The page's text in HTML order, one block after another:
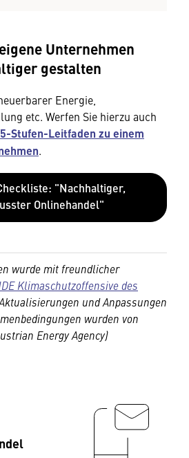
Unternehmen
gestalten
Energie,
etc. Werfen Sie hierzu auch
5-Stufen-Leitfaden zu einem
.
"Nachhaltiger,
Onlinehandel"
wurde mit freundlicher
Klimaschutzoffensive des
und Anpassungen
wurden von
Energy Agency)